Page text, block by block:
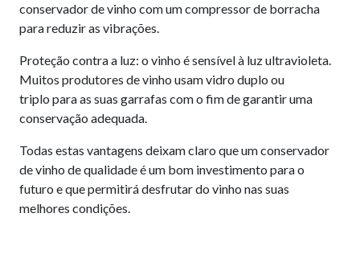
conservador de vinho com um compressor de borracha
para reduzir as vibrações.
Proteção contra a luz: o vinho é sensível à luz ultravioleta.
Muitos produtores de vinho usam vidro duplo ou
triplo para as suas garrafas com o fim de garantir uma
conservação adequada.
Todas estas vantagens deixam claro que um conservador
de vinho de qualidade é um bom investimento para o
futuro e que permitirá desfrutar do vinho nas suas
melhores condições.